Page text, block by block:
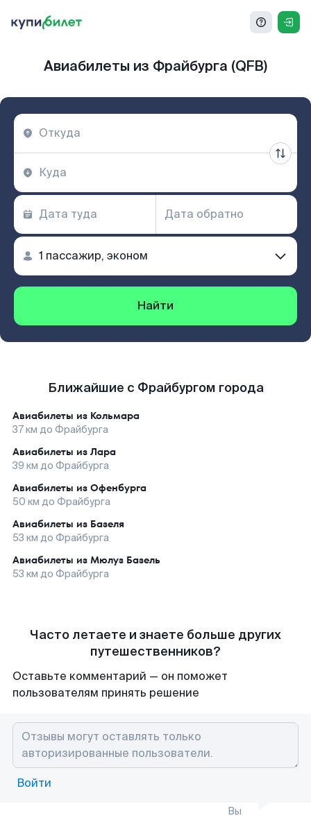
Авиабилеты из Фрайбурга (QFB)
Найти
Ближайшие с Фрайбургом города
Авиабилеты из Кольмара
37км до Фрайбурга
Авиабилеты из Лара
39 км до Фрайбурга
Авиабилеты из Офенбурга
50 км до Фрайбурга
Авиабилеты из Базеля
53 км до Фрайбурга
Авиабилеты из Мюлуз Базель
53 км до Фрайбурга
Часто летаете и знаете больше других
путешественников?
Оставьте комментарий — он поможет
пользователям принять решение
Войти
Вы